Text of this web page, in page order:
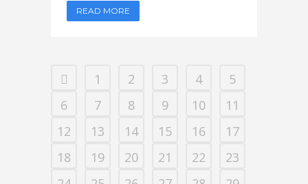
READ MORE
1 2 3 4
5
6
7 8 9 10
11
12
13 14 15 16
17
18
19 20 21 22
23